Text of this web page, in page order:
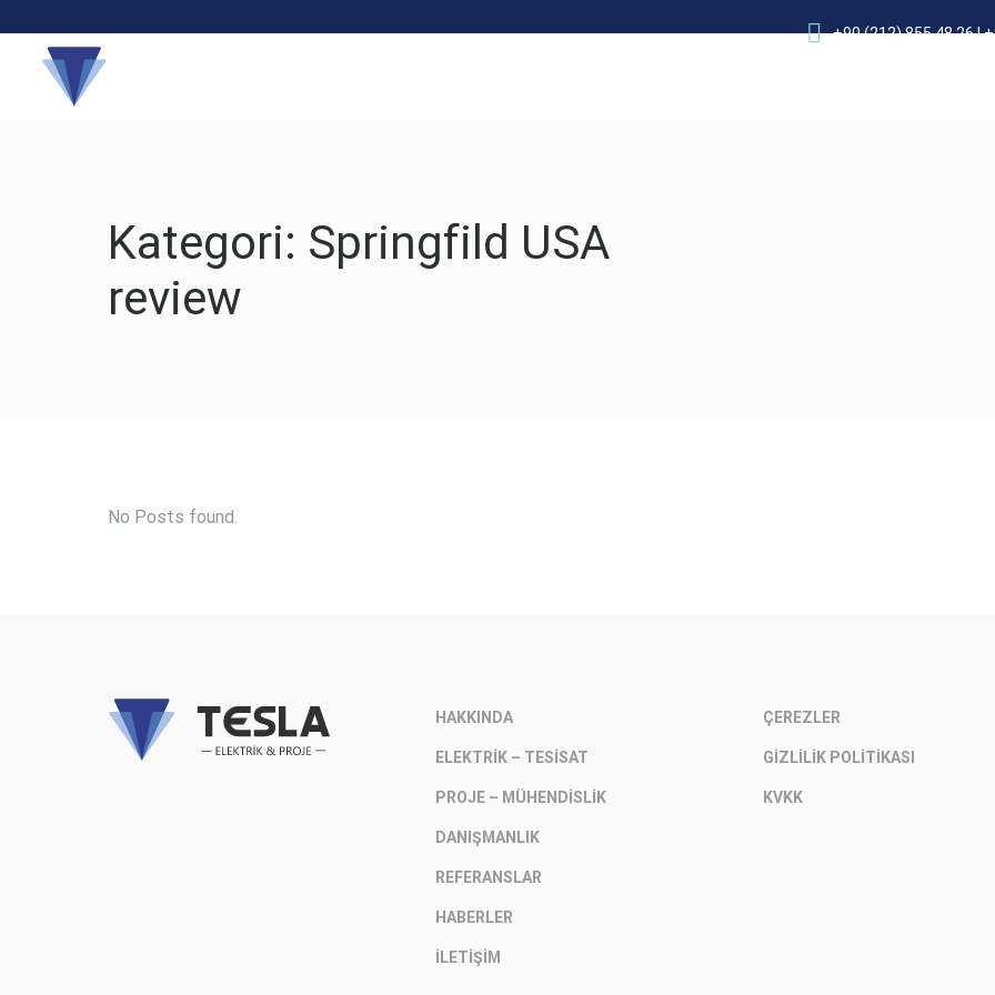
+90 (212) 855 48 26 |
Kategori: Springfild USA
review
No Posts found.
HAKKINDA
ELEKTRIK – TESISAT
PROJE – MÜHENDISLIK
DANIŞMANLIK
REFERANSLAR
HABERLER
İLETIŞIM
ÇEREZLER
GIZLILIK POLITIKASI
KVKK